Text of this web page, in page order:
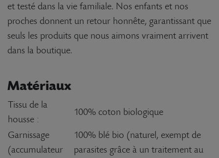
et testé dans la vie familiale. Nos enfants et nos
proches donnent un retour honnête, garantissant que
seuls les produits que nous aimons vraiment arrivent
dans la boutique.
Matériaux
Tissu de la
housse :
100% coton biologique
Garnissage
(accumulateur
100% blé bio (naturel, exempt de
parasites grâce à un traitement au